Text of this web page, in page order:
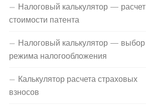
Налоговый калькулятор — расчет
стоимости патента
Налоговый калькулятор — выбор
режима налогообложения
Калькулятор расчета страховых
взносов